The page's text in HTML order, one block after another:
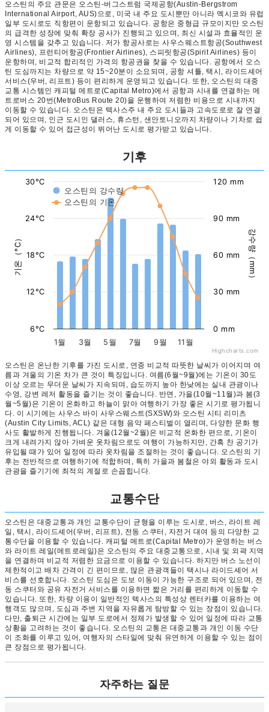
오스틴의 주요 관문은 오스틴-버그스트럼 국제공항(Austin-Bergstrom
International Airport, AUS)으로, 미국 내 주요 도시뿐만 아니라 멕시코와 유럽
일부 도시로도 직항편이 운항되고 있습니다. 공항은 중형급 규모이지만 오스틴
의 급격한 성장에 맞춰 확장 공사가 진행되고 있으며, 최신 시설과 효율적인 운
영 시스템을 갖추고 있습니다. 저가 항공사로는 사우스웨스트항공(Southwest
Airlines), 프런티어항공(Frontier Airlines), 스피릿항공(Spirit Airlines) 등이
운항하며, 비교적 합리적인 가격의 항공권을 찾을 수 있습니다. 공항에서 오스
틴 도심까지는 차량으로 약 15~20분이 소요되며, 공항 셔틀, 택시, 라이드셰어
서비스(우버, 리프트) 등이 편리하게 운영되고 있습니다. 또한, 오스틴의 대중
교통 시스템인 캐피털 메트로(Capital Metro)에서 공항과 시내를 연결하는 메
트로버스 20번(MetroBus Route 20)을 운행하여 저렴한 비용으로 시내까지
이동할 수 있습니다. 오스틴은 텍사스주 내 주요 도시들과 고속도로로 잘 연결
되어 있으며, 인근 도시인 댈러스, 휴스턴, 샌안토니오까지 차량이나 기차로 쉽
게 이동할 수 있어 접근성이 뛰어난 도시로 평가받고 있습니다.
기후
기온（°C） 강수량（mm）
오스틴의 강수량
오스틴의 기온
1월 3월 5월 7월 9월 11월
6°C
12°C
18°C
24°C
30°C
0 mm
30 mm
60 mm
90 mm
120 mm
Highcharts.com
오스틴은 온난한 기후를 가진 도시로, 연중 비교적 따뜻한 날씨가 이어지며 여
름과 겨울의 기온 차가 큰 것이 특징입니다. 여름(6월~9월)에는 기온이 30도
이상 오르는 무더운 날씨가 지속되며, 습도까지 높아 한낮에는 실내 관광이나
수영, 강변 레저 활동을 즐기는 것이 좋습니다. 반면, 가을(10월~11월)과 봄(3
월~5월)은 기온이 온화하고 하늘이 맑아 여행하기 가장 좋은 시기로 평가됩니
다. 이 시기에는 사우스 바이 사우스웨스트(SXSW)와 오스틴 시티 리미츠
(Austin City Limits, ACL) 같은 대형 음악 페스티벌이 열리며, 다양한 문화 행
사도 활발하게 진행됩니다. 겨울(12월~2월)은 비교적 온화한 편으로, 기온이
크게 내려가지 않아 가벼운 옷차림으로도 여행이 가능하지만, 간혹 찬 공기가
유입될 때가 있어 일정에 따라 옷차림을 조절하는 것이 좋습니다. 오스틴의 기
후는 전반적으로 여행하기에 적합하며, 특히 가을과 봄철은 야외 활동과 도시
관광을 즐기기에 최적의 계절로 손꼽힙니다.
교통수단
오스틴은 대중교통과 개인 교통수단이 균형을 이루는 도시로, 버스, 라이트 레
일, 택시, 라이드셰어(우버, 리프트), 전동 스쿠터, 자전거 대여 등의 다양한 교
통수단을 이용할 수 있습니다. 캐피털 메트로(Capital Metro)가 운영하는 버스
와 라이트 레일(메트로레일)은 오스틴의 주요 대중교통으로, 시내 및 외곽 지역
을 연결하며 비교적 저렴한 요금으로 이용할 수 있습니다. 하지만 버스 노선이
제한적이고 배차 간격이 긴 편이므로, 많은 관광객들이 택시나 라이드셰어 서
비스를 선호합니다. 오스틴 도심은 도보 이동이 가능한 구조로 되어 있으며, 전
동 스쿠터와 공유 자전거 서비스를 이용하면 짧은 거리를 편리하게 이동할 수
있습니다. 또한, 차량 이용이 일반적인 텍사스의 특성상 렌터카를 이용하는 여
행객도 많으며, 도심과 주변 지역을 자유롭게 탐방할 수 있는 장점이 있습니다.
다만, 출퇴근 시간에는 일부 도로에서 정체가 발생할 수 있어 일정에 따라 교통
상황을 고려하는 것이 좋습니다. 오스틴의 교통은 대중교통과 개인 이동 수단
이 조화를 이루고 있어, 여행자의 스타일에 맞춰 유연하게 이용할 수 있는 점이
큰 장점으로 평가됩니다.
자주하는 질문